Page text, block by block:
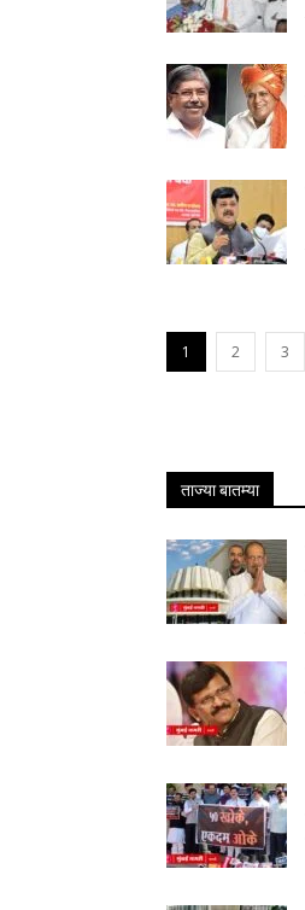
1 2 3
ताज्या बातम्या